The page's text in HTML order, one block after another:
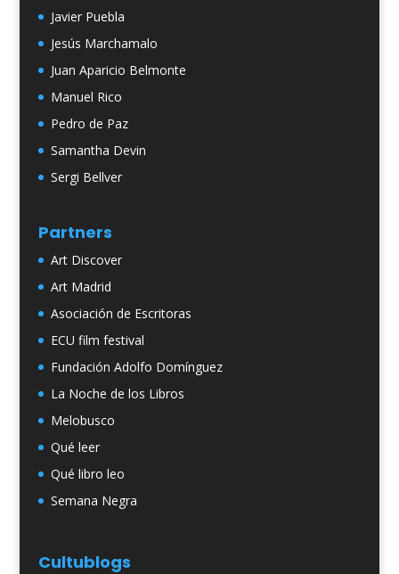
Javier Puebla
Jesús Marchamalo
Juan Aparicio Belmonte
Manuel Rico
Pedro de Paz
Samantha Devin
Sergi Bellver
Partners
Art Discover
Art Madrid
Asociación de Escritoras
ECU film festival
Fundación Adolfo Domínguez
La Noche de los Libros
Melobusco
Qué leer
Qué libro leo
Semana Negra
Cultublogs